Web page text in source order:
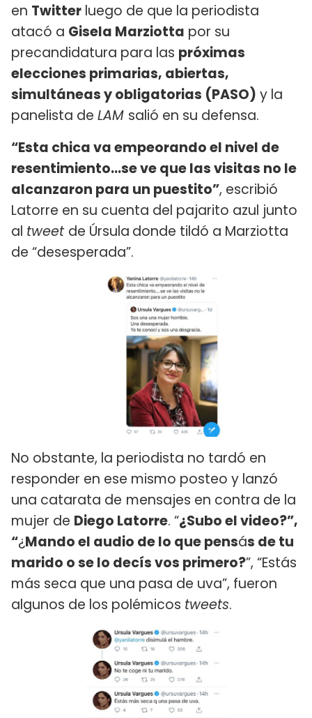
en Twitter luego de que la periodista
atacó a Gisela Marziotta por su
precandidatura para las próximas
elecciones primarias, abiertas,
simultáneas y obligatorias (PASO) y la
panelista de LAM salió en su defensa.
“Esta chica va empeorando el nivel de
resentimiento…se ve que las visitas no le
alcanzaron para un puestito”, escribió
Latorre en su cuenta del pajarito azul junto
al tweet de Úrsula donde tildó a Marziotta
de “desesperada”.
No obstante, la periodista no tardó en
responder en ese mismo posteo y lanzó
una catarata de mensajes en contra de la
mujer de Diego Latorre. “¿Subo el video?”,
“¿Mando el audio de lo que pensás de tu
marido ose lo decís vos primero?”, “Estás
más seca que una pasa de uva”, fueron
algunos de los polémicos tweets.